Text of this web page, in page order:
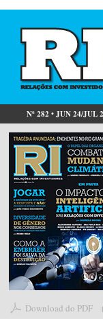
Nº 282 • JUN 24/JUL
Download do PDF